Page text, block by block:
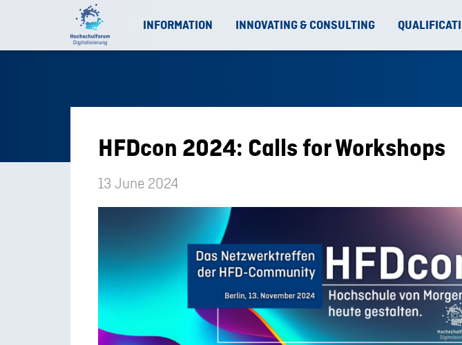
INFORMATION INNOVATING & CONSULTING
HFDcon 2024: Calls for Workshops
13 June 2024